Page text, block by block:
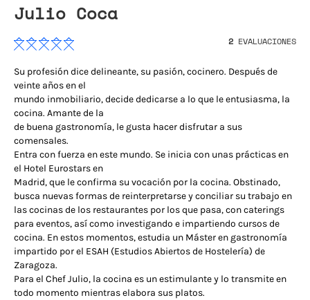
Julio Coca
2 EVALUACIONES
Su profesión dice delineante, su pasión, cocinero. Después de
veinte años en el
mundo inmobiliario, decide dedicarse a lo que le entusiasma, la
cocina. Amante de la
de buena gastronomía, le gusta hacer disfrutar a sus
comensales.
Entra con fuerza en este mundo. Se inicia con unas prácticas en
el Hotel Eurostars en
Madrid, que le confirma su vocación por la cocina. Obstinado,
busca nuevas formas de reinterpretarse y conciliar su trabajo en
las cocinas de los restaurantes por los que pasa, con caterings
para eventos, así como investigando e impartiendo cursos de
cocina. En estos momentos, estudia un Máster en gastronomía
impartido por el ESAH (Estudios Abiertos de Hostelería) de
Zaragoza.
Para el Chef Julio, la cocina es un estimulante y lo transmite en
todo momento mientras elabora sus platos.